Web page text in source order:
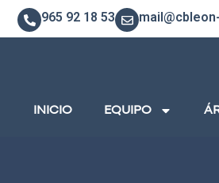
965 92 18 53
INICIO EQUIPO